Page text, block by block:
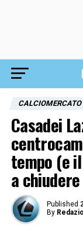
CALCIOMERCATO
Casadei
tempo (e
a chiudere
Published
By